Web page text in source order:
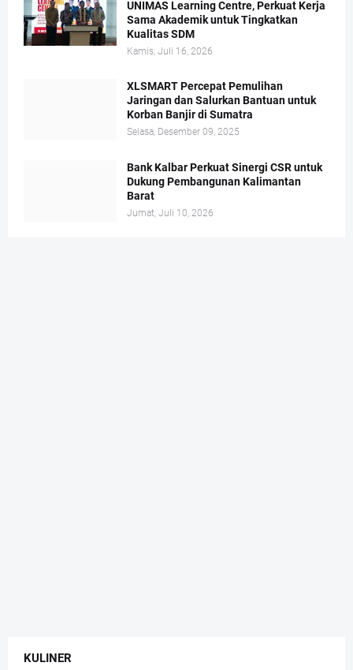
UNIMAS Learning Centre, Perkuat Kerja
Sama Akademik untuk Tingkatkan
Kualitas SDM
Kamis, Juli 16, 2026
XLSMART Percepat Pemulihan
Jaringan dan Salurkan Bantuan untuk
Korban Banjir di Sumatra
Selasa, Desember 09, 2025
Bank Kalbar Perkuat Sinergi CSR untuk
Dukung Pembangunan Kalimantan
Barat
Jumat, Juli 10, 2026
KULINER